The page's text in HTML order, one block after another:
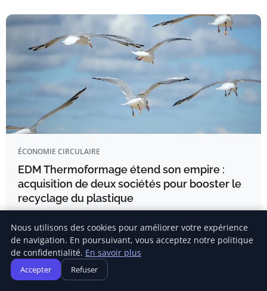
ÉCONOMIE CIRCULAIRE
EDM Thermoformage étend son empire :
acquisition de deux sociétés pour booster le
recyclage du plastique
stratégiques.
Kévin Girard
Nous utilisons des cookies pour améliorer votre expérience
de navigation. En poursuivant, vous acceptez notre politique
de confidentialité. En savoir plus
Accepter Refuser